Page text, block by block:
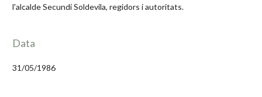
l'alcalde Secundí Soldevila, regidors i autoritats.
Data
31/05/1986